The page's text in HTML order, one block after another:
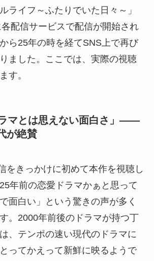
ライフ～ふたりでいた日々～」
配信サービスで配信が開始され
ら25年の時を経てSNS上で再び
ました。ここでは、実際の視聴
す。
ラマとは思えない面白さ」——
が絶賛
をきっかけに初めて本作を視聴し
年前の恋愛ドラマかぁと思って
面白い」という驚きの声が多く
。2000年前後のドラマが持つ丁
、テンポの速い現代のドラマに
ってかえって新鮮に映るようで